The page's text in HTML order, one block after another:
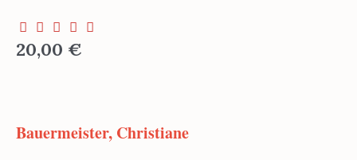
20,00 €
Bauermeister, Christiane